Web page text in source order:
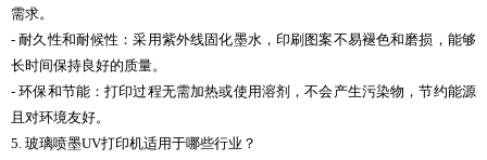
需求。
- 耐久性和耐候性：采用紫外线固化墨水，印刷图案不易褪色和磨损，能够
长时间保持良好的质量。
- 环保和节能：打印过程无需加热或使用溶剂，不会产生污染物，节约能源
且对环境友好。
5. 玻璃喷墨UV打印机适用于哪些行业？